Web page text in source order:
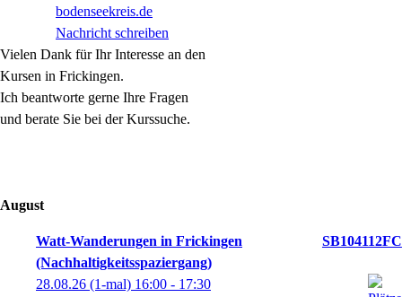
bodenseekreis.de
Nachricht schreiben
Vielen Dank für Ihr Interesse an den
Kursen in Frickingen.
Ich beantworte gerne Ihre Fragen
und berate Sie bei der Kurssuche.
August
Watt-Wanderungen in Frickingen
(Nachhaltigkeitsspaziergang)
SB104112FC
28.08.26 (1-mal) 16:00 - 17:30